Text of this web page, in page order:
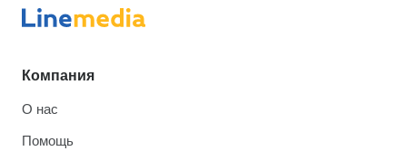
Компания
О нас
Помощь